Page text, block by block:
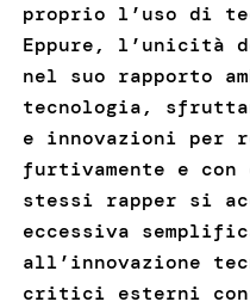
proprio l’uso di
Eppure, l’unicità
nel suo rapporto
tecnologia,
e innovazioni per
furtivamente e
stessi rapper si
eccessiva
all’innovazione
critici esterni